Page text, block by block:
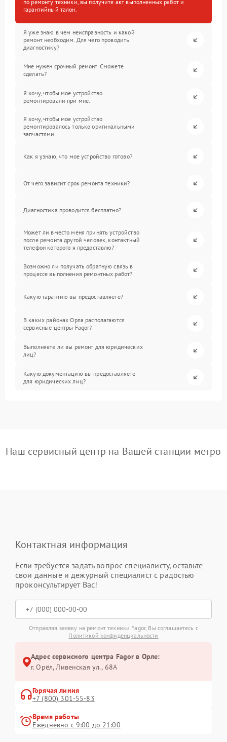
по ремонту техники, вы получите акт выполненных работ и
гарантийный талон.
Я уже знаю в чем неисправность и какой
ремонт необходим. Для чего проводить
диагностику?
Мне нужен срочный ремонт. Сможете
сделать?
Я хочу, чтобы мое устройство
ремонтировали при мне.
Я хочу, чтобы мое устройство
ремонтировалось только оригинальными
запчастями.
Как я узнаю, что мое устройство готово?
От чего зависит срок ремонта техники?
Диагностика проводится бесплатно?
Может ли вместо меня принять устройство
после ремонта другой человек, контактный
телефон которого я предоставлю?
Возможно ли получать обратную связь в
процессе выполнения ремонтных работ?
Какую гарантию вы предоставляете?
В каких районах Орла располагаются
сервисные центры Fagor?
Выполняете ли вы ремонт для юридических
лиц?
Какую документацию вы предоставляете
для юридических лиц?
Наш сервисный центр на Вашей станции метро
Контактная информация
Если требуется задать вопрос специалисту, оставьте
свои данные и дежурный специалист с радостью
проконсультирует Вас!
Отправляя заявку на ремонт техники Fagor, Вы соглашаетесь с
Политикой конфиденциальности
Адрес сервисного центра Fagor в Орле:
г. Орёл, Ливенская ул., 68А
Горячая линия
+7 (800) 301-55-83
Время работы
Ежедневно с 9:00 до 21:00